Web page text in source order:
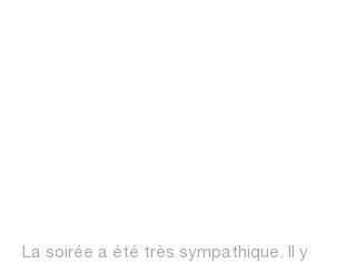
La soirée a été très sympathique. Il y